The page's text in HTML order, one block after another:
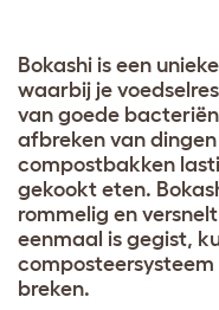
Bokashi is een
waarbij je
van goede
afbreken van
compostbakken
gekookt eten.
rommelig en
eenmaal is gegist,
breken.